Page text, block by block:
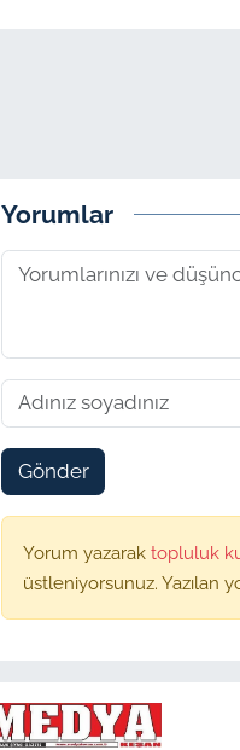
Yorumlar
Gönder
Yorum yazarak topluluk
üstleniyorsunuz. Yazılan